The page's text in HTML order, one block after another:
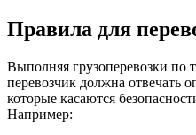
Правила для
Выполняя грузоперевозки по
перевозчик должна отвечать
которые касаются
Например: